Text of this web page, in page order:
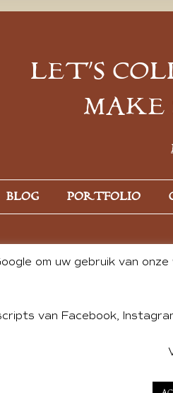
LET’S
MAKE
BLOG PORTFOLIO
& CONTENT BY ANDREA DE
om uw gebruik van
van Facebook,